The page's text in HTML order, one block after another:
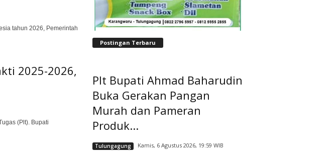
tahun 2026, Pemerintah
2025-2026,
(Plt). Bupati
Postingan Terbaru
Plt Bupati Ahmad Baharudin
Buka Gerakan Pangan
Murah dan Pameran
Produk...
Tulungagung Kamis, 6 Agustus 2026, 19:59 WIB